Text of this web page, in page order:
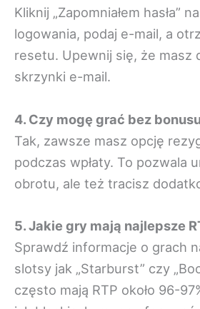
Kliknij „Zapomniałem hasła”
logowania, podaj e-mail, a
resetu. Upewnij się, że masz
skrzynki e-mail.
4. Czy mogę grać bez
Tak, zawsze masz opcję
podczas wpłaty. To pozwala
obrotu, ale też tracisz
5. Jakie gry mają najlepsze
Sprawdź informacje o grach
slotsy jak „Starburst” czy
często mają RTP około 96-